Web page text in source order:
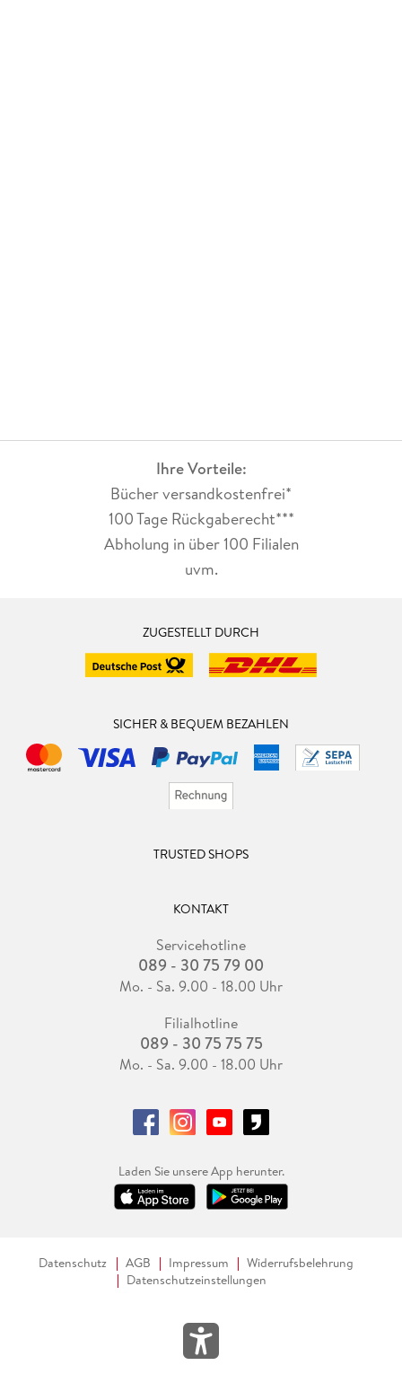
Ihre Vorteile:
Bücher versandkostenfrei*
100 Tage Rückgaberecht***
Abholung in über 100 Filialen
uvm.
ZUGESTELLT DURCH
SICHER & BEQUEM BEZAHLEN
TRUSTED SHOPS
KONTAKT
Servicehotline
089 - 30 75 79 00
Mo. - Sa. 9.00 - 18.00 Uhr
Filialhotline
089 - 30 75 75 75
Mo. - Sa. 9.00 - 18.00 Uhr
Laden Sie unsere App herunter.
Datenschutz AGB Impressum
Widerrufsbelehrung
Datenschutzeinstellungen